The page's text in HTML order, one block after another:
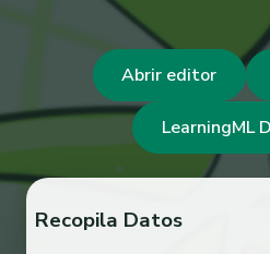
Abrir editor
LearningML
Recopila Datos